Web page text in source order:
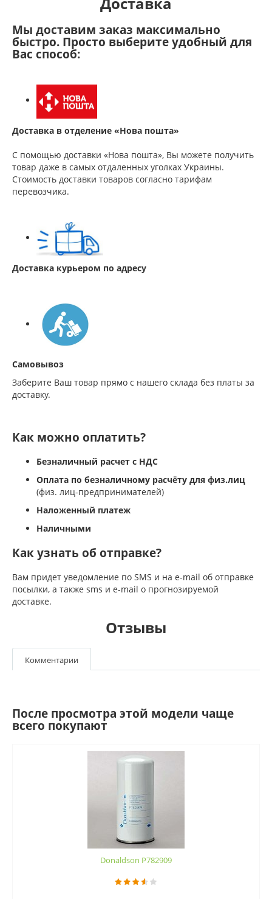
Мы доставим заказ максимально
быстро. Просто выберите удобный для
Вас способ:
Доставка в отделение «Нова пошта»
С помощью доставки «Нова пошта», Вы можете получить
товар даже в самых отдаленных уголках Украины.
Стоимость доставки товаров согласно тарифам
перевозчика.
Доставка курьером по адресу
Самовывоз
Заберите Ваш товар прямо с нашего склада без платы за
доставку.
Как можно оплатить?
Безналичный расчет с НДС
Оплата по безналичному расчёту для физ.лиц
(физ. лиц-предпринимателей)
Наложенный платеж
Наличными
Как узнать об отправке?
Вам придет уведомление по SMS и на e-mail об отправке
посылки, а также sms и e-mail о прогнозируемой
доставке.
Отзывы
Комментарии
После просмотра этой модели чаще
всего покупают
Donaldson P782909